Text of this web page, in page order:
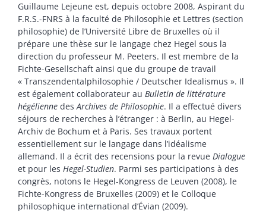
Guillaume Lejeune est, depuis octobre 2008, Aspirant du
F.R.S.-FNRS à la faculté de Philosophie et Lettres (section
philosophie) de l’Université Libre de Bruxelles où il
prépare une thèse sur le langage chez Hegel sous la
direction du professeur M. Peeters. Il est membre de la
Fichte-Gesellschaft ainsi que du groupe de travail
« Transzendentalphilosophie / Deutscher Idealismus ». Il
est également collaborateur au Bulletin de littérature
hégélienne desArchives de Philosophie. Il a effectué divers
séjours de recherches à l’étranger : à Berlin, au Hegel-
Archiv de Bochum et à Paris. Ses travaux portent
essentiellement sur le langage dans l’idéalisme
allemand. Il a écrit des recensions pour la revue Dialogue
et pour les Hegel-Studien. Parmi ses participations à des
congrès, notons le Hegel-Kongress de Leuven (2008), le
Fichte-Kongress de Bruxelles (2009) et le Colloque
philosophique international d’Évian (2009).